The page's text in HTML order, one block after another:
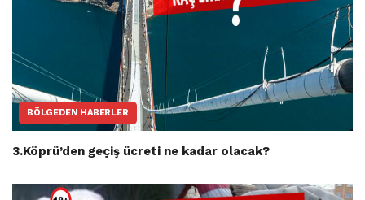
BÖLGEDEN HABERLER
3.Köprü’den geçiş ücreti ne kadar olacak?